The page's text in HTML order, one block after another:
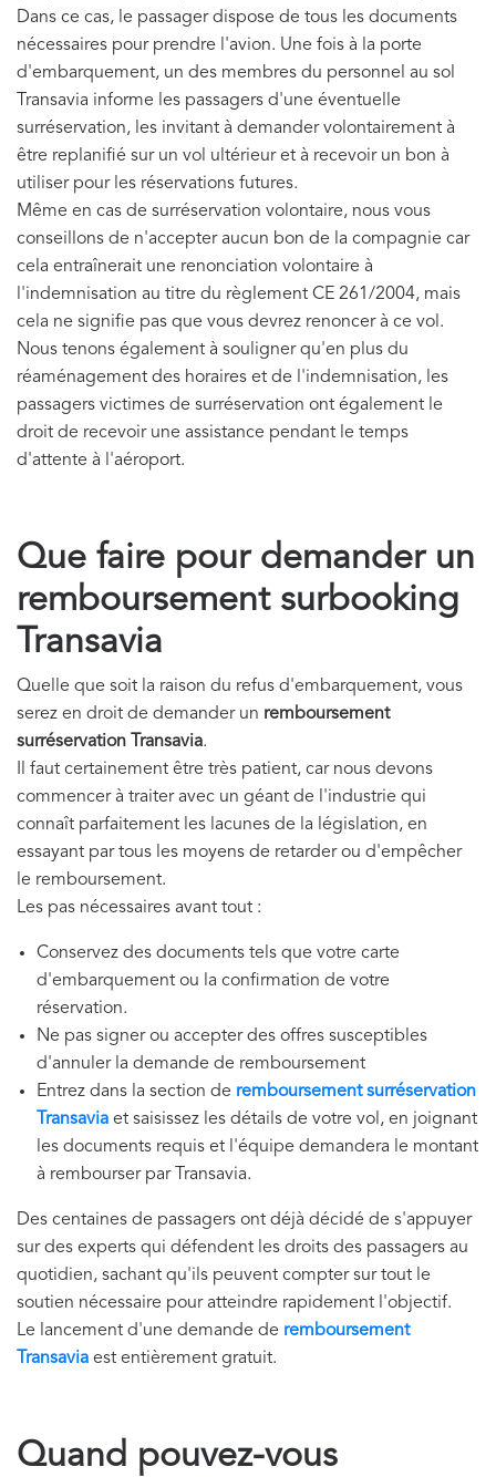
Dans ce cas, le passager dispose de tous les documents
nécessaires pour prendre l'avion. Une fois à la porte
d'embarquement, un des membres du personnel au sol
Transavia informe les passagers d'une éventuelle
surréservation, les invitant à demander volontairement à
être replanifié sur un vol ultérieur et à recevoir un bon à
utiliser pour les réservations futures.
Même en cas de surréservation volontaire, nous vous
conseillons de n'accepter aucun bon de la compagnie car
cela entraînerait une renonciation volontaire à
l'indemnisation au titre du règlement CE 261/2004, mais
cela ne signifie pas que vous devrez renoncer à ce vol.
Nous tenons également à souligner qu'en plus du
réaménagement des horaires et de l'indemnisation, les
passagers victimes de surréservation ont également le
droit de recevoir une assistance pendant le temps
d'attente à l'aéroport.
Que faire pour demander un
remboursement surbooking
Transavia
Quelle que soit la raison du refus d'embarquement, vous
serez en droit de demander un remboursement
surréservation Transavia.
Il faut certainement être très patient, car nous devons
commencer à traiter avec un géant de l'industrie qui
connaît parfaitement les lacunes de la législation, en
essayant par tous les moyens de retarder ou d'empêcher
le remboursement.
Les pas nécessaires avant tout :
Conservez des documents tels que votre carte
d'embarquement ou la confirmation de votre
réservation.
Ne pas signer ou accepter des offres susceptibles
d'annuler la demande de remboursement
​Entrez dans la section de remboursement surréservation
Transavia et saisissez les détails de votre vol, en joignant
les documents requis et l'équipe demandera le montant
à rembourser par Transavia.
Des centaines de passagers ont déjà décidé de s'appuyer
sur des experts qui défendent les droits des passagers au
quotidien, sachant qu'ils peuvent compter sur tout le
soutien nécessaire pour atteindre rapidement l'objectif.
Le lancement d'une demande de remboursement
Transavia est entièrement gratuit.
Quand pouvez-vous